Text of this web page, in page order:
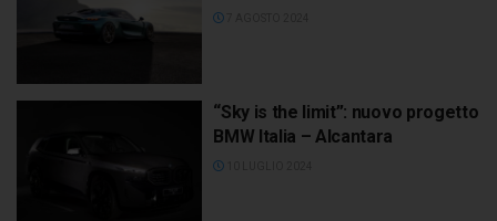
“Sky is the limit”: nuovo progetto
BMW Italia – Alcantara